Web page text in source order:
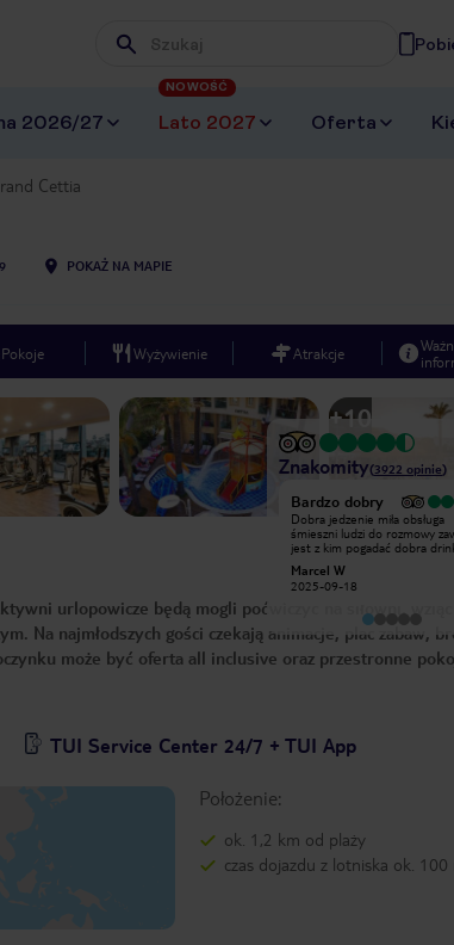
Wpisz frazę, której szukasz
2026/27 Lato 2027
NOWOŚĆ
Oferta
Cettia
POKAŻ NA MAPIE
Pokoje Wyżywienie Atrakcje
+10
Znakomity(3922 opinie)
Wyjątkowy
Świetny hotel, niczego gościom nie
odpocząć i dobrze się bawić. Bardzo
polecam
Bardzo dobry
Dobra jedzenie miła obsługa
śmieszni ludzi do rozmowy
jest z kim pogadać dobra
dorosłych
Marcel W
2025-09-18
urlopowicze będą mogli poćwiczyć na siłowni, wziąć
Na najmłodszych gości czekają animacje, plac zabaw,
może być oferta all inclusive oraz przestronne
TUI Service Center 24/7 + TUI App
Położenie:
ok. 1,2 km od plaży
czas dojazdu z lotniska ok. 100